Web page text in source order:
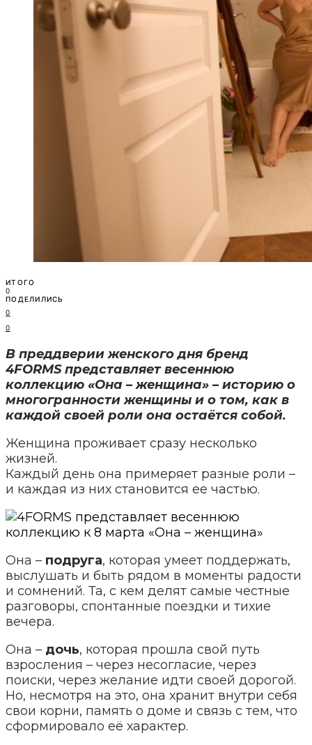
ИТОГО
0
ПОДЕЛИЛИСЬ
0
0
В преддверии женского дня бренд
4FORMS представляет весеннюю
коллекцию «Она – женщина» – историю о
многогранности женщины и о том, как в
каждой своей роли она остаётся собой.
Женщина проживает сразу несколько
жизней.
Каждый день она примеряет разные роли –
и каждая из них становится ее частью.
Она – подруга, которая умеет поддержать,
выслушать и быть рядом в моменты радости
и сомнений. Та, с кем делят самые честные
разговоры, спонтанные поездки и тихие
вечера.
Она – дочь, которая прошла свой путь
взросления – через несогласие, через
поиски, через желание идти своей дорогой.
Но, несмотря на это, она хранит внутри себя
свои корни, память о доме и связь с тем, что
сформировало её характер.